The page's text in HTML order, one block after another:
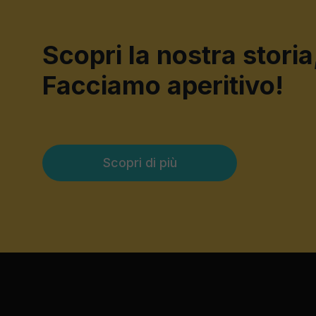
Scopri la nostra
Facciamo aperitivo!
Scopri di più